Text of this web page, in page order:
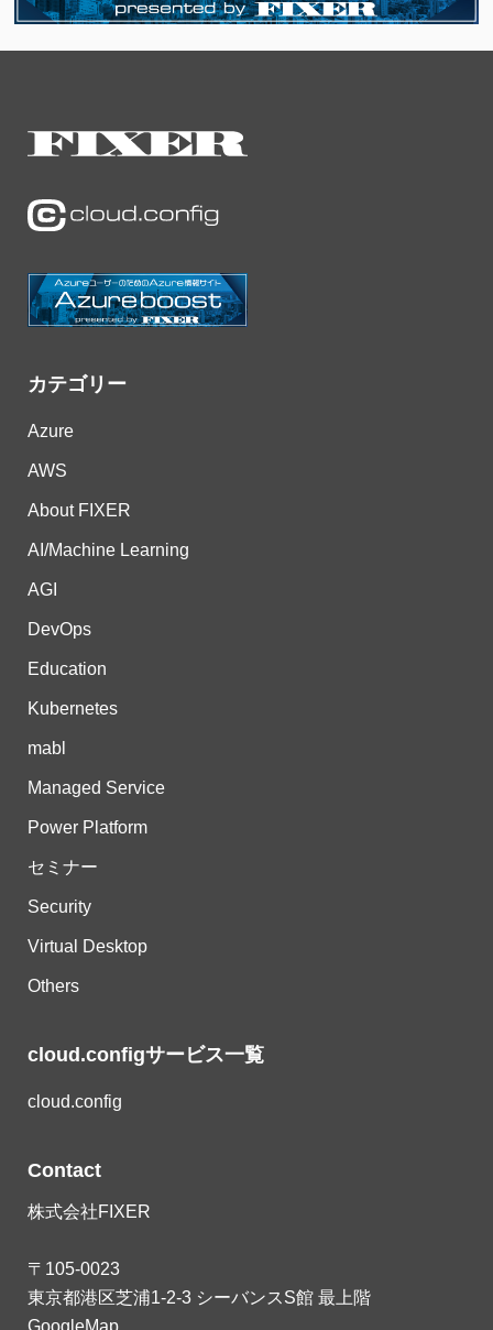
カテゴリー
Azure
AWS
About FIXER
AI/Machine Learning
AGI
DevOps
Education
Kubernetes
mabl
Managed Service
Power Platform
セミナー
Security
Virtual Desktop
Others
cloud.configサービス一覧
cloud.config
Contact
株式会社FIXER
〒105-0023
東京都港区芝浦1-2-3 シーバンスS館 最上階